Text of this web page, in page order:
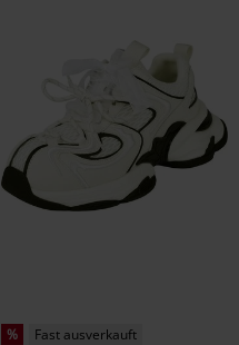
% Fast ausverkauft